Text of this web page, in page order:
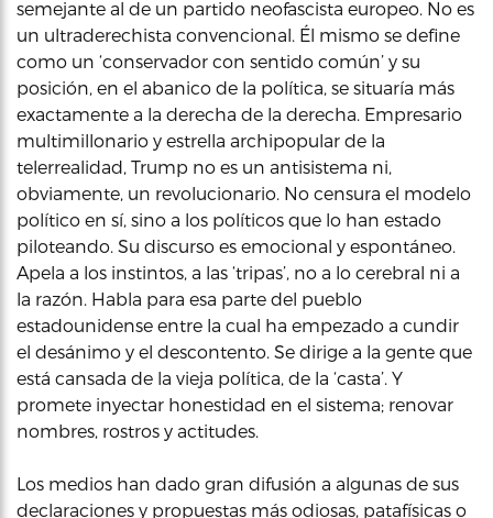
semejante al de un partido neofascista europeo. No es
un ultraderechista convencional. Él mismo se define
como un ‘conservador con sentido común’ y su
posición, en el abanico de la política, se situaría más
exactamente a la derecha de la derecha. Empresario
multimillonario y estrella archipopular de la
telerrealidad, Trump no es un antisistema ni,
obviamente, un revolucionario. No censura el modelo
político en sí, sino a los políticos que lo han estado
piloteando. Su discurso es emocional y espontáneo.
Apela a los instintos, a las ‘tripas’, no a lo cerebral ni a
la razón. Habla para esa parte del pueblo
estadounidense entre la cual ha empezado a cundir
el desánimo y el descontento. Se dirige a la gente que
está cansada de la vieja política, de la ‘casta’. Y
promete inyectar honestidad en el sistema; renovar
nombres, rostros y actitudes.
Los medios han dado gran difusión a algunas de sus
declaraciones y propuestas más odiosas, patafísicas o